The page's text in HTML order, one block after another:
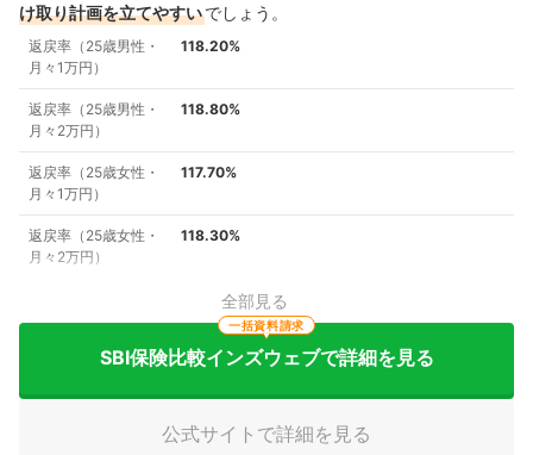
け取り計画を立てやすいでしょう。
返戻率（25歳男性・
月々1万円）
118.20%
返戻率（25歳男性・
月々2万円）
118.80%
返戻率（25歳女性・
月々1万円）
117.70%
返戻率（25歳女性・
月々2万円）
118.30%
全部見る
SBI保険比較インズウェブで詳細を見る
一括資料請求
公式サイトで詳細を見る